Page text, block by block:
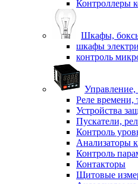
Контроллеры
Шкафы,
шкафы
контроль
Управление,
Реле времени,
Устройства
Пускатели,
Контроль
Анализаторы
Контроль
Контакторы
Щитовые